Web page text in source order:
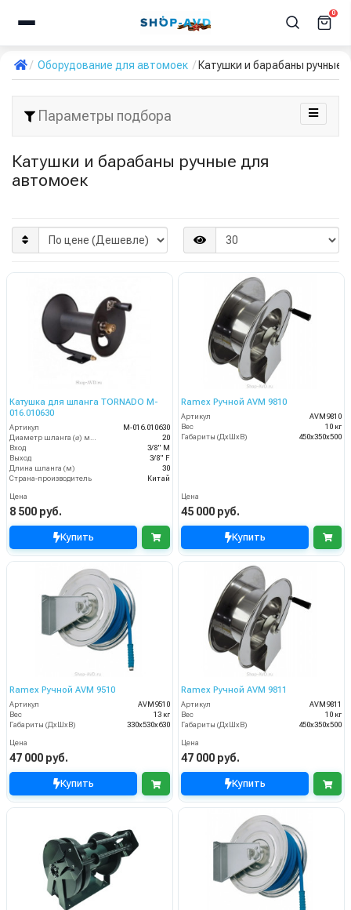
0
Оборудование для автомоек Катушки и барабаны ручные
Параметры подбора
Катушки и барабаны ручные для
автомоек
Катушка для шланга TORNADO M-
016.010630
Артикул
M-016.010630
20
Вход
3/8" M
Выход
3/8" F
Длина шланга (м)
30
Страна-производитель
Китай
Цена
8 500 руб.
Купить
Ramex Ручной AVM 9810
Артикул
AVM9810
Вес
10 кг
Габариты (ДхШхВ)
450x350x500
Цена
45 000 руб.
Купить
Ramex Ручной AVM 9510
Артикул
AVM9510
Вес
13 кг
Габариты (ДхШхВ)
330x530x630
Цена
47 000 руб.
Купить
Ramex Ручной AVM 9811
Артикул
AVM9811
Вес
10 кг
Габариты (ДхШхВ)
450x350x500
Цена
47 000 руб.
Купить